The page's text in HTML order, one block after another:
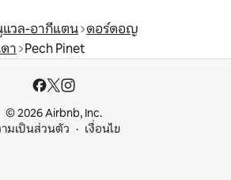
วล-อากีแตน ดอร์ดอญ
า Pech Pinet
© 2026 Airbnb, Inc.
มเป็นส่วนตัว
เงื่อนไข